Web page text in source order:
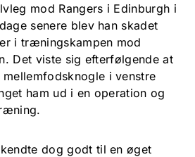
mod Rangers i Edinburgh i
senere blev han skadet
i træningskampen mod
Det viste sig efterfølgende at
i venstre
ham ud i en operation og
dog godt til en øget